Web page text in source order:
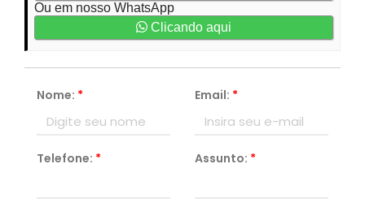
Ou em nosso WhatsApp
Clicando aqui
Nome: * Email: *
Telefone: * Assunto: *